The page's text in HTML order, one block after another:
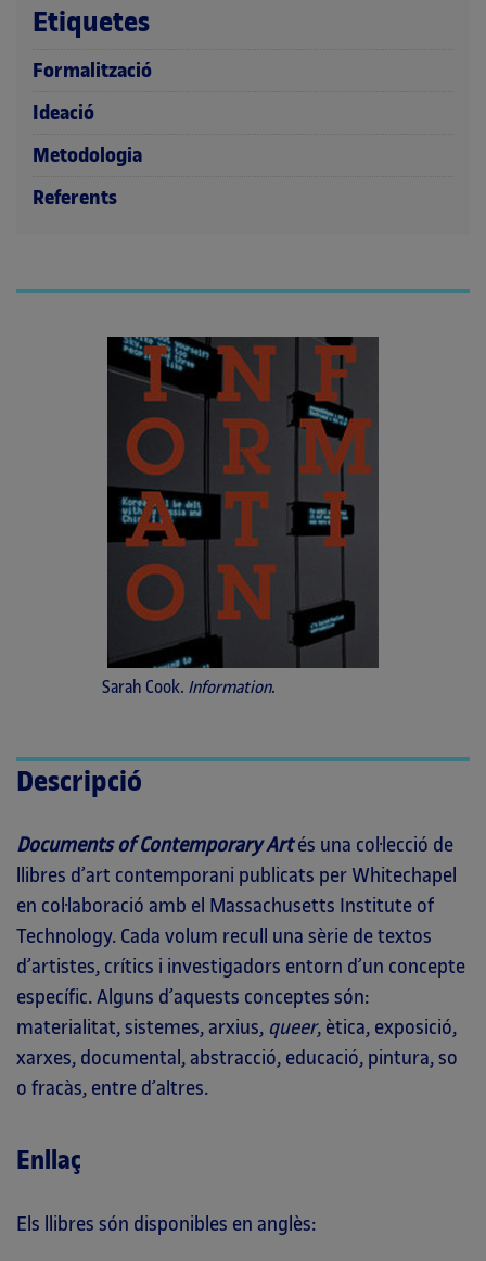
Etiquetes
Formalització
Ideació
Metodologia
Referents
Sarah Cook. Information.
Descripció
Documents of Contemporary Artés una col·lecció de
llibres d’art contemporani publicats per Whitechapel
en col·laboració amb el Massachusetts Institute of
Technology. Cada volum recull una sèrie de textos
d’artistes, crítics i investigadors entorn d’un concepte
específic. Alguns d’aquests conceptes són:
materialitat, sistemes, arxius, queer, ètica, exposició,
xarxes, documental, abstracció, educació, pintura, so
o fracàs, entre d’altres.
Enllaç
Els llibres són disponibles en anglès: